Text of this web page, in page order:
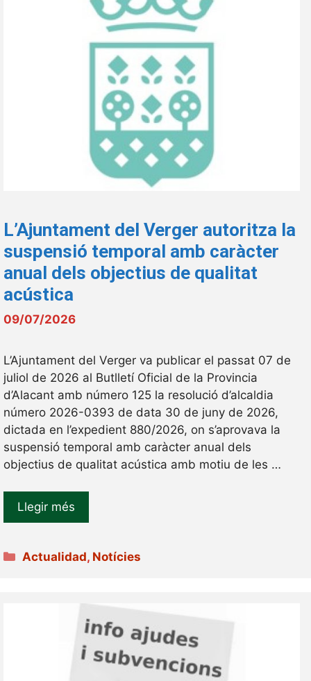
L’Ajuntament del Verger autoritza la
suspensió temporal amb caràcter
anual dels objectius de qualitat
acústica
09/07/2026
L’Ajuntament del Verger va publicar el passat 07 de
juliol de 2026 al Butlletí Oficial de la Provincia
d’Alacant amb número 125 la resolució d’alcaldia
número 2026-0393 de data 30 de juny de 2026,
dictada en l’expedient 880/2026, on s’aprovava la
suspensió temporal amb caràcter anual dels
objectius de qualitat acústica amb motiu de les …
Llegir més
Categories
Actualidad, Notícies